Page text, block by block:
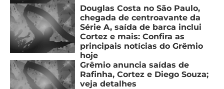
Douglas Costa no São Paulo,
chegada de centroavante da
Série A, saída de barca inclui
Cortez e mais: Confira as
principais notícias do Grêmio
hoje
Grêmio anuncia saídas de
Rafinha, Cortez e Diego Souza;
veja detalhes